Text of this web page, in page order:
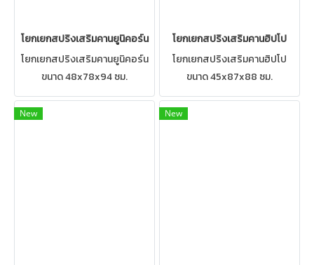
โยกเยกสปริงเสริมคานยูนิคอร์น
โยกเยกสปริงเสริมคานยูนิคอร์น
ขนาด 48x78x94 ซม.
โยกเยกสปริงเสริมคานฮิปโป
โยกเยกสปริงเสริมคานฮิปโป
ขนาด 45x87x88 ซม.
New New